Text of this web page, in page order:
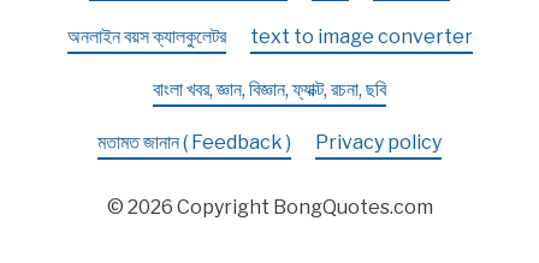
অনলাইন বয়স ক্যালকুলেটর text to image converter
বাংলা খবর, জ্ঞান, বিজ্ঞান, ফ্যাক্ট, রচনা, ছবি
মতামত জানান ( Feedback ) Privacy policy
© 2026 Copyright BongQuotes.com